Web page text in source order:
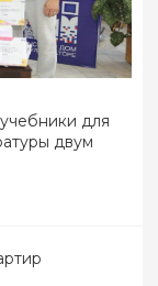
для
двум